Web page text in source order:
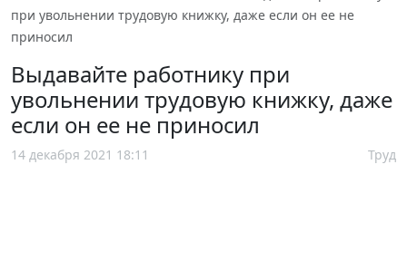
при увольнении трудовую книжку, даже если он ее не
приносил
Выдавайте работнику при
увольнении трудовую книжку, даже
если он ее не приносил
14 декабря 2021 18:11 Труд